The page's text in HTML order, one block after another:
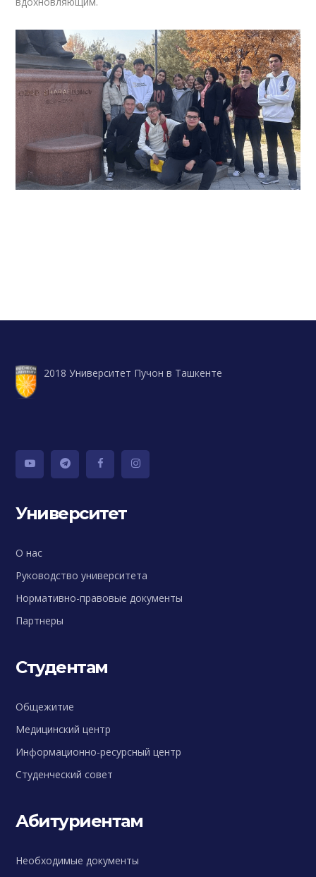
2018 Университет Пучон в Ташкенте
Университет
О нас
Руководство университета
Нормативно-правовые документы
Партнеры
Студентам
Общежитие
Медицинский центр
Информационно-ресурсный центр
Студенческий совет
Абитуриентам
Необходимые документы